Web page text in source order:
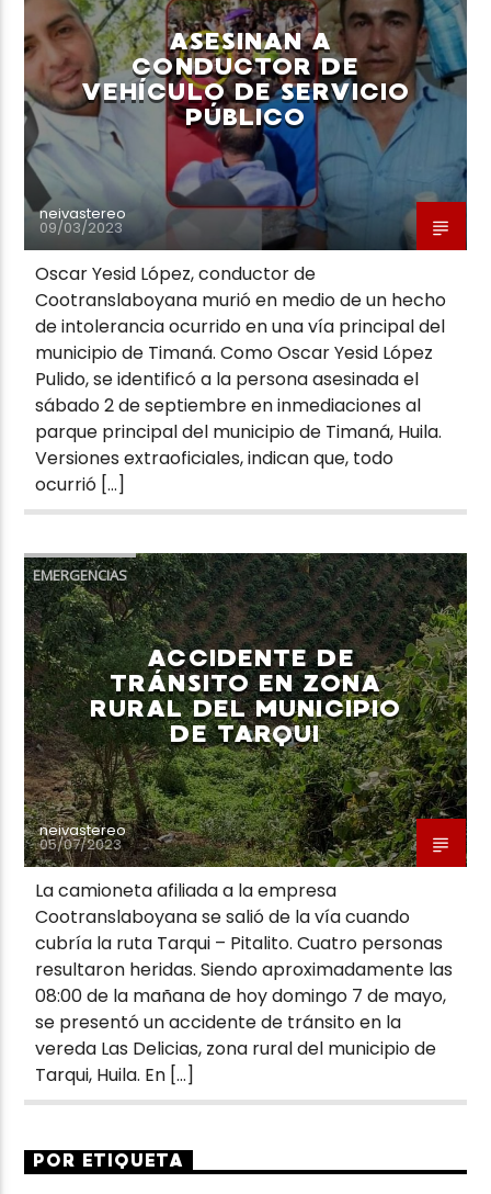
Neiva Estereo
ASESINAN A
CONDUCTOR DE
VEHÍCULO DE SERVICIO
PÚBLICO
neivastereo
09/03/2023
Oscar Yesid López, conductor de
Cootranslaboyana murió en medio de un hecho
de intolerancia ocurrido en una vía principal del
municipio de Timaná. Como Oscar Yesid López
Pulido, se identificó a la persona asesinada el
sábado 2 de septiembre en inmediaciones al
parque principal del municipio de Timaná, Huila.
Versiones extraoficiales, indican que, todo
ocurrió […]
EMERGENCIAS
ACCIDENTE DE
TRÁNSITO EN ZONA
RURAL DEL MUNICIPIO
DE TARQUI
neivastereo
05/07/2023
La camioneta afiliada a la empresa
Cootranslaboyana se salió de la vía cuando
cubría la ruta Tarqui – Pitalito. Cuatro personas
resultaron heridas. Siendo aproximadamente las
08:00 de la mañana de hoy domingo 7 de mayo,
se presentó un accidente de tránsito en la
vereda Las Delicias, zona rural del municipio de
Tarqui, Huila. En […]
POR ETIQUETA